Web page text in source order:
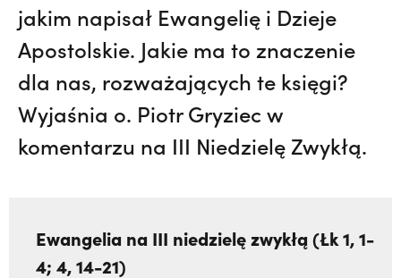
jakim napisał Ewangelię i Dzieje
Apostolskie. Jakie ma to znaczenie
dla nas, rozważających te księgi?
Wyjaśnia o. Piotr Gryziec w
komentarzu na III Niedzielę Zwykłą.
Ewangelia na III niedzielę zwykłą (Łk 1, 1-
4; 4, 14-21)